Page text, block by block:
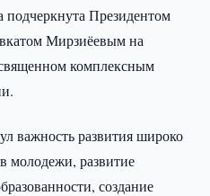
Президентом
Мирзиёевым на
комплексным
важность развития широко
молодежи, развитие
создание